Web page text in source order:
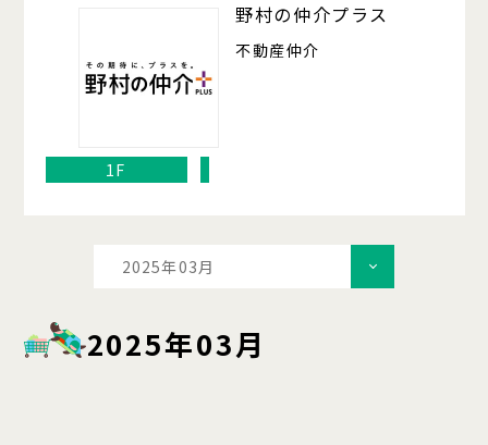
野村の仲介プラス
不動産仲介
1F
2025年03月
2025年03月